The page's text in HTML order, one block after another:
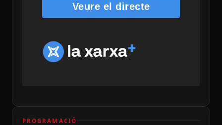
Veure el directe
PROGRAMACIÓ